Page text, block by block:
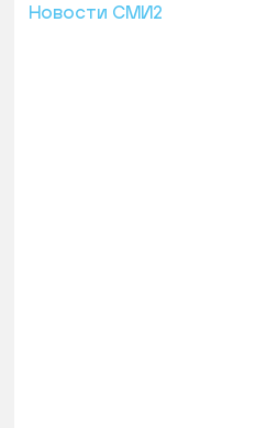
Новости СМИ2